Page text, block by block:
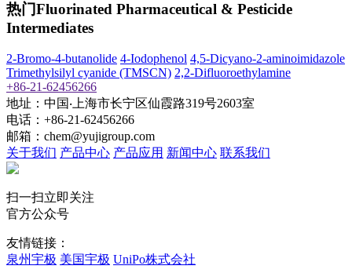
热门Fluorinated Pharmaceutical & Pesticide
Intermediates
2-Bromo-4-butanolide 4-Iodophenol 4,5-Dicyano-2-aminoimidazole
Trimethylsilyl cyanide (TMSCN) 2,2-Difluoroethylamine
+86-21-62456266
地址：中国‧上海市长宁区仙霞路319号2603室
电话：+86-21-62456266
邮箱：chem@yujigroup.com
关于我们 产品中心 产品应用 新闻中心 联系我们
扫一扫立即关注
官方公众号
友情链接：
泉州宇极 美国宇极 UniPo株式会社